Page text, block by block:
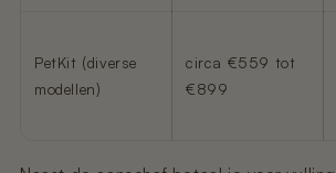
PetKit (diverse
modellen)
circa €559 tot
€899